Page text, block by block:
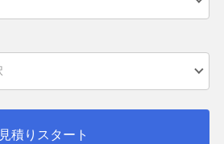
見積りスタート